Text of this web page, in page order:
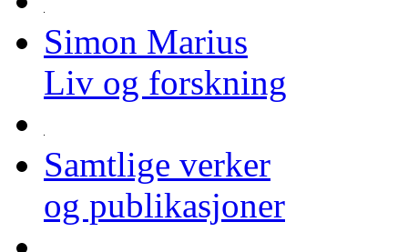
Simon Marius
Liv og forskning
Samtlige verker
og publikasjoner